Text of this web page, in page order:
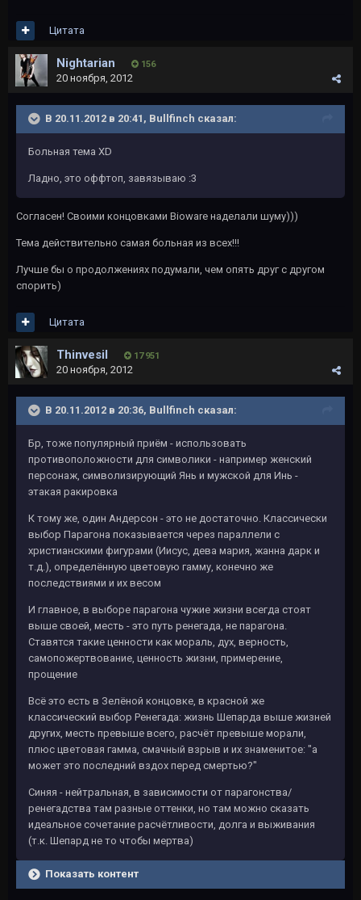
Цитата
Nightarian 156
20 ноября, 2012
В 20.11.2012 в 20:41, Bullfinch сказал:
Больная тема XD
Ладно, это оффтоп, завязываю :3
Согласен! Своими концовками Bioware наделали шуму)))
Тема действительно самая больная из всех!!!
Лучше бы о продолжениях подумали, чем опять друг с другом
спорить)
Цитата
Thinvesil 17 951
20 ноября, 2012
В 20.11.2012 в 20:36, Bullfinch сказал:
Бр, тоже популярный приём - использовать
противоположности для символики - например женский
персонаж, символизирующий Янь и мужской для Инь -
этакая ракировка
К тому же, один Андерсон - это не достаточно. Классически
выбор Парагона показывается через параллели с
христианскими фигурами (Иисус, дева мария, жанна дарк и
т.д.), определённую цветовую гамму, конечно же
последствиями и их весом
И главное, в выборе парагона чужие жизни всегда стоят
выше своей, месть - это путь ренегада, не парагона.
Ставятся такие ценности как мораль, дух, верность,
самопожертвование, ценность жизни, примерение,
прощение
Всё это есть в Зелёной концовке, в красной же
классический выбор Ренегада: жизнь Шепарда выше жизней
других, месть превыше всего, расчёт превыше морали,
плюс цветовая гамма, смачный взрыв и их знаменитое: "а
может это последний вздох перед смертью?"
Синяя - нейтральная, в зависимости от парагонства/
ренегадства там разные оттенки, но там можно сказать
идеальное сочетание расчётливости, долга и выживания
(т.к. Шепард не то чтобы мертва)
Показать контент